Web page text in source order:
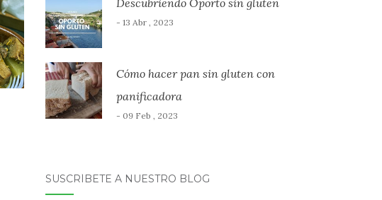
Descubriendo Oporto sin gluten
- 13 Abr , 2023
Cómo hacer pan sin gluten con
panificadora
- 09 Feb , 2023
SUSCRÍBETE A NUESTRO BLOG